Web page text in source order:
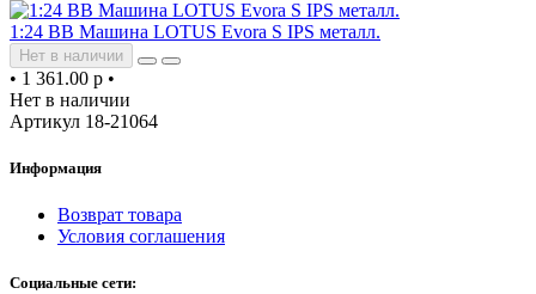
1:24 BB Машина LOTUS Evora S IPS металл.
Нет в наличии
• 1 361.00 р •
Нет в наличии
Артикул 18-21064
Информация
Возврат товара
Условия соглашения
Социальные сети: